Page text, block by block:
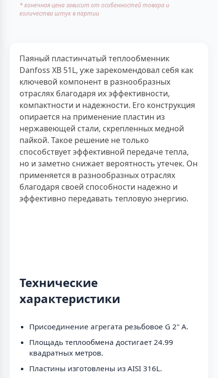
* конечная цена зависит от особенностей товара и
количества штук в партии
Паяный пластинчатый теплообменник
Danfoss XB 51L, уже зарекомендовал себя как
ключевой компонент в разнообразных
отраслях благодаря их эффективности,
компактности и надежности. Его конструкция
опирается на применение пластин из
нержавеющей стали, скрепленных медной
пайкой. Такое решение не только
способствует эффективной передаче тепла,
но и заметно снижает вероятность утечек. Он
применяется в разнообразных отраслях
благодаря своей способности надежно и
эффективно передавать тепловую энергию.
Технические
характеристики
Присоединение агрегата резьбовое G 2" A.
Площадь теплообмена достигает 24.99
квадратных метров.
Пластины изготовлены из AISI 316L.